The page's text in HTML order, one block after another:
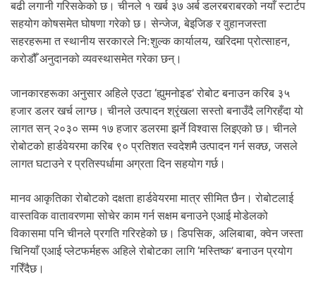
बढी लगानी गरिसकेको छ। चीनले १ खर्ब ३७ अर्ब डलरबराबरको नयाँ स्टार्टप
सहयोग कोषसमेत घोषणा गरेको छ। सेन्जेज, बेइजिङ र वुहानजस्ता
सहरहरूमा त स्थानीय सरकारले नि:शुल्क कार्यालय, खरिदमा प्रोत्साहन,
करोडौँ अनुदानको व्यवस्थासमेत गरेका छन्।
जानकारहरूका अनुसार अहिले एउटा ‘ह्युमनोइड’ रोबोट बनाउन करिब ३५
हजार डलर खर्च लाग्छ। चीनले उत्पादन श्रृंखला सस्तो बनाउँदै लगिरहँदा यो
लागत सन् २०३० सम्म १७ हजार डलरमा झर्ने विश्वास लिइएको छ। चीनले
रोबोटको हार्डवेयरमा करिब ९० प्रतिशत स्वदेशमै उत्पादन गर्न सक्छ, जसले
लागत घटाउने र प्रतिस्पर्धामा अग्रता दिन सहयोग गर्छ।
मानव आकृतिका रोबोटको दक्षता हार्डवेयरमा मात्र सीमित छैन। रोबोटलाई
वास्तविक वातावरणमा सोचेर काम गर्न सक्षम बनाउने एआई मोडेलको
विकासमा पनि चीनले प्रगति गरिरहेको छ। डिपसिक, अलिबाबा, क्वेन जस्ता
चिनियाँ एआई प्लेटफर्महरू अहिले रोबोटका लागि ‘मस्तिष्क’ बनाउन प्रयोग
गरिँदैछ।